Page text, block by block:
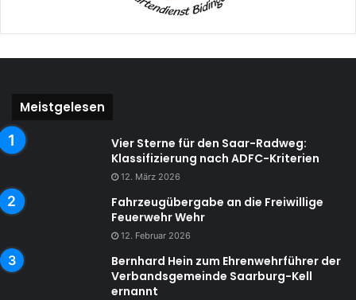
Meistgelesen
Vier Sterne für den Saar-Radweg:
Klassifizierung nach ADFC-Kriterien
12. März 2026
Fahrzeugübergabe an die Freiwillige
Feuerwehr Wehr
12. Februar 2026
Bernhard Hein zum Ehrenwehrführer der
Verbandsgemeinde Saarburg-Kell
ernannt